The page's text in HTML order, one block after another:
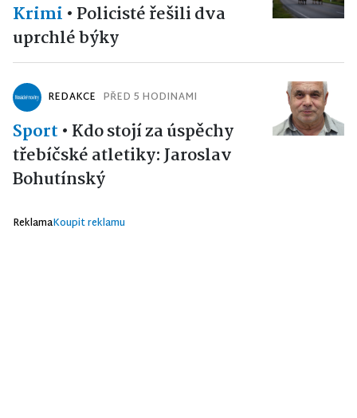
Krimi • Policisté řešili dva
uprchlé býky
REDAKCE PŘED 5 HODINAMI
Sport • Kdo stojí za úspěchy
třebíčské atletiky: Jaroslav
Bohutínský
ReklamaKoupit reklamu